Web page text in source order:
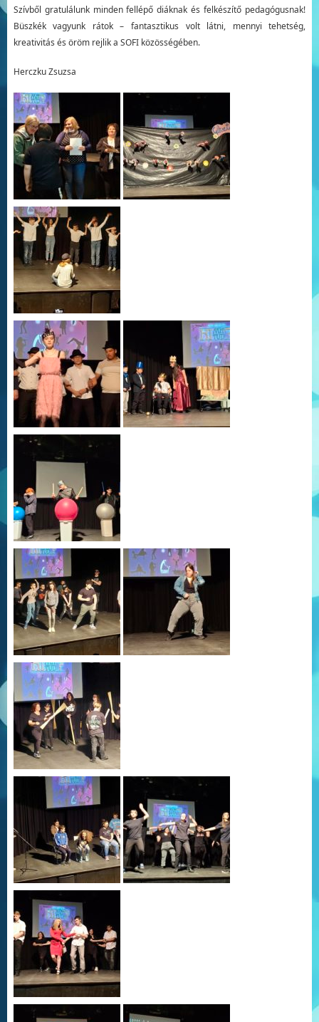
Szívből gratulálunk minden fellépő diáknak és felkészítő pedagógusnak!
Büszkék vagyunk rátok – fantasztikus volt látni, mennyi tehetség,
kreativitás és öröm rejlik a SOFI közösségében.
Herczku Zsuzsa